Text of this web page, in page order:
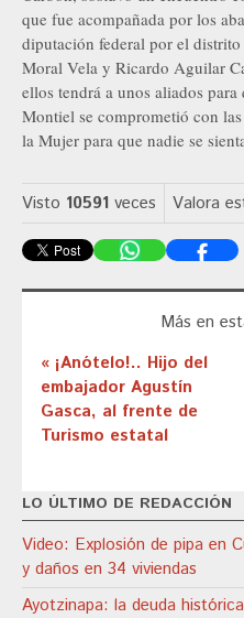
que fue acompañada por los
diputación federal por el
Moral Vela y Ricardo Aguilar
ellos tendrá a unos aliados
Montiel se comprometió con
la Mujer para que nadie se
Visto 10591 veces Valora
Más en
« ¡Anótelo!.. Hijo del
embajador Agustín
Gasca, al frente de
Turismo estatal
LO ÚLTIMO DE REDACCIÓN
Video: Explosión de pipa en
y daños en 34 viviendas
Ayotzinapa: la deuda histórica